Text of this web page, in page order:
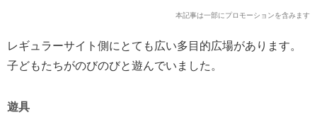
本記事は一部にプロモーションを含みます
レギュラーサイト側にとても広い多目的広場があります。
子どもたちがのびのびと遊んでいました。
遊具